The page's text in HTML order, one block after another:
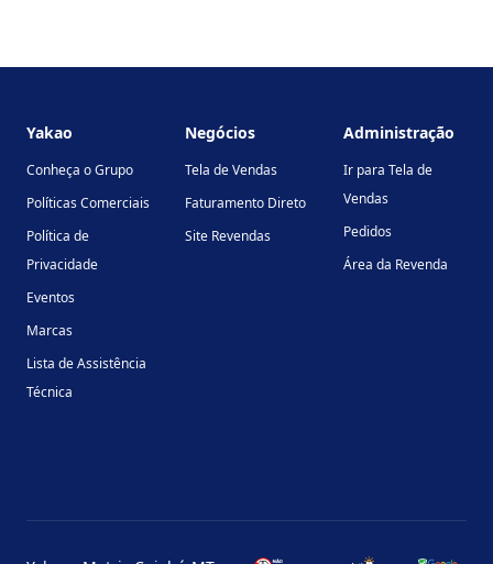
Yakao
Conheça o Grupo
Políticas Comerciais
Política de
Privacidade
Eventos
Marcas
Lista de Assistência
Técnica
Negócios
Tela de Vendas
Faturamento Direto
Site Revendas
Administração
Ir para Tela de
Vendas
Pedidos
Área da Revenda